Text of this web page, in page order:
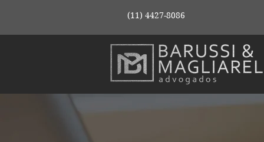
(11) 4427-8086